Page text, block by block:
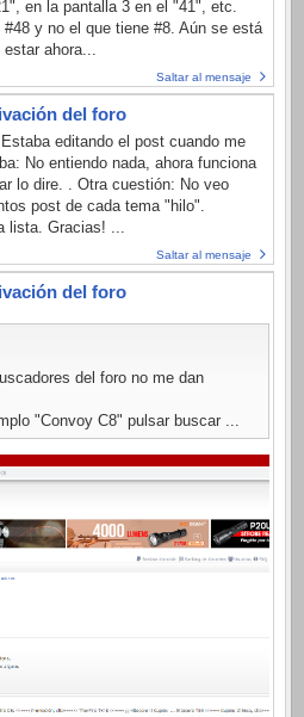
en la pantalla 3 en el "41", etc.
y no el que tiene #8. Aún se está
ahora...
Saltar al mensaje
del foro
editando el post cuando me
No entiendo nada, ahora funciona
lo dire. . Otra cuestión: No veo
post de cada tema "hilo".
lista. Gracias! ...
Saltar al mensaje
del foro
del foro no me dan
"Convoy C8" pulsar buscar ...